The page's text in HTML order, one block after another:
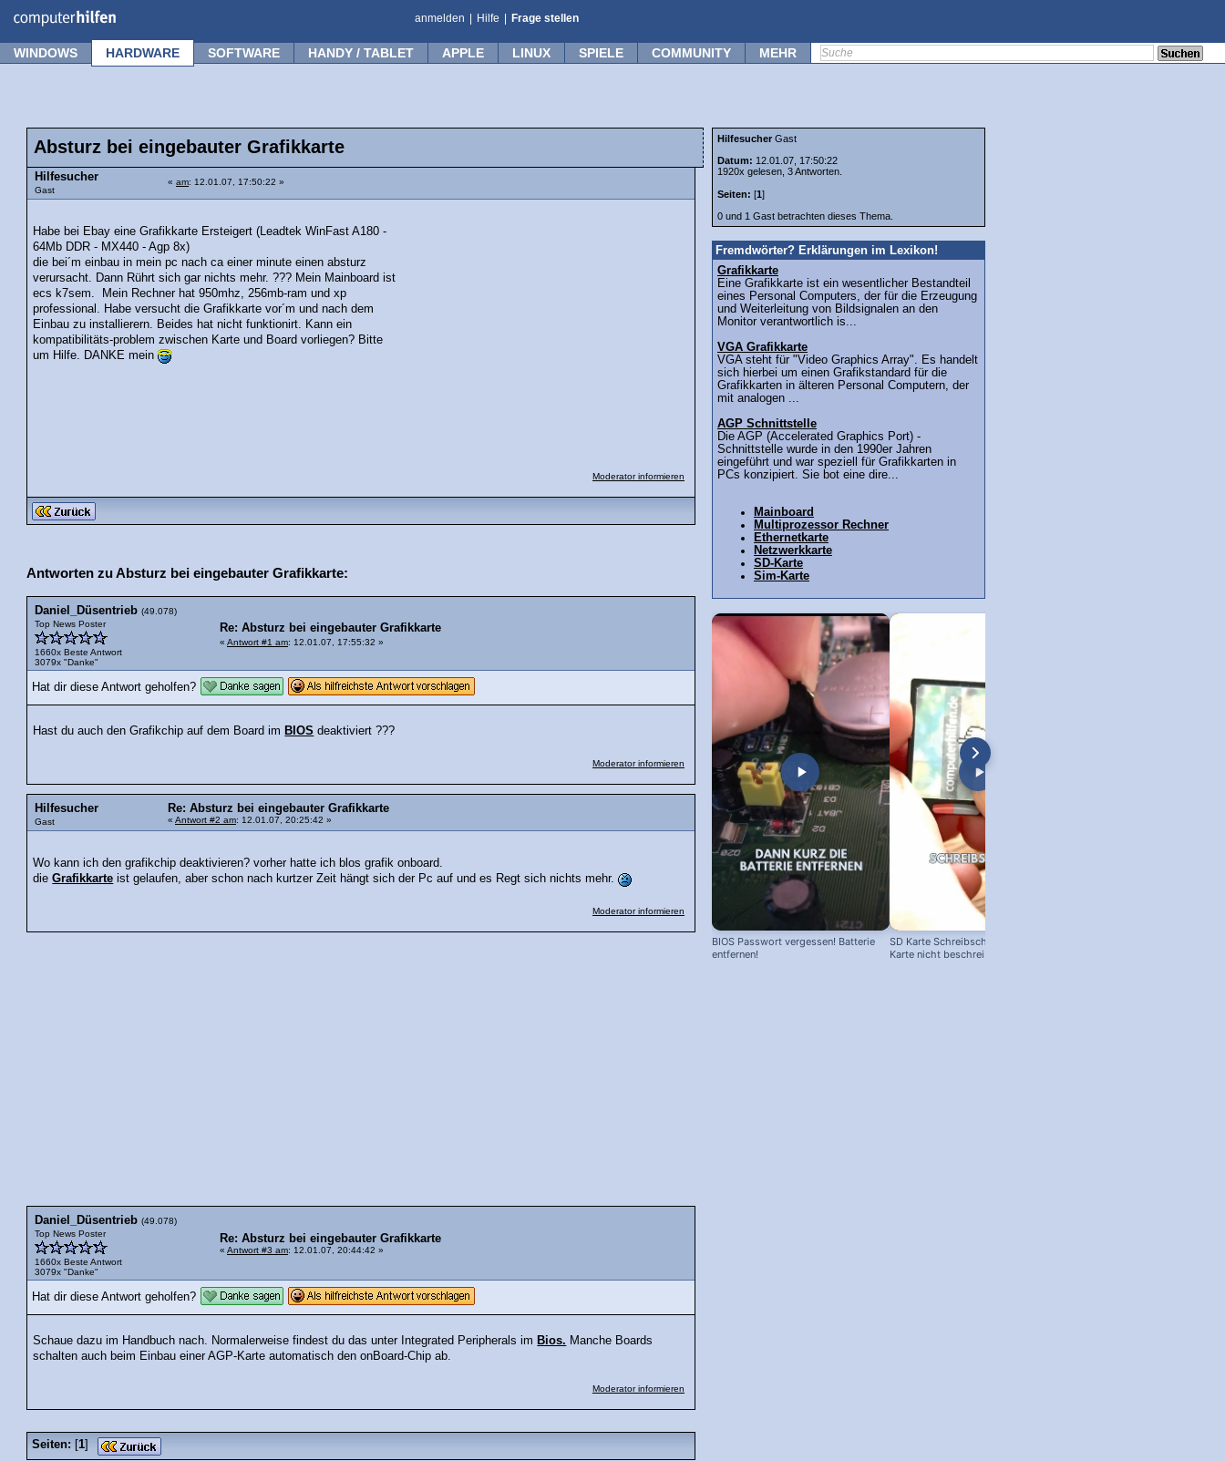
anmelden Hilfe Frage stellen
WINDOWS HARDWARE SOFTWARE HANDY / TABLET APPLE LINUX SPIELE COMMUNITY MEHR
Absturz bei eingebauter Grafikkarte
Hilfesucher
Gast
« am: 12.01.07, 17:50:22 »
Habe bei Ebay eine Grafikkarte Ersteigert (Leadtek WinFast A180 -
64Mb DDR - MX440 - Agp 8x)
die bei´m einbau in mein pc nach ca einer minute einen absturz
verursacht. Dann Rührt sich gar nichts mehr. ??? Mein Mainboard ist
ecs k7sem. Mein Rechner hat 950mhz, 256mb-ram und xp
professional. Habe versucht die Grafikkarte vor´m und nach dem
Einbau zu installierern. Beides hat nicht funktionirt. Kann ein
kompatibilitäts-problem zwischen Karte und Board vorliegen? Bitte
um Hilfe. DANKE mein
Moderator informieren
Antworten zu Absturz bei eingebauter Grafikkarte:
Daniel_Düsentrieb (49.078)
Top News Poster
1660x Beste Antwort
3079x "Danke"
Re: Absturz bei eingebauter Grafikkarte
« Antwort #1 am: 12.01.07, 17:55:32 »
Hat dir diese Antwort geholfen?
Hast du auch den Grafikchip auf dem Board im BIOS deaktiviert ???
Moderator informieren
Hilfesucher
Gast
Re: Absturz bei eingebauter Grafikkarte
« Antwort #2 am: 12.01.07, 20:25:42 »
Wo kann ich den grafikchip deaktivieren? vorher hatte ich blos grafik onboard.
dieGrafikkarte ist gelaufen, aber schon nach kurtzer Zeit hängt sich der Pc auf und es Regt sich nichts mehr.
Moderator informieren
Daniel_Düsentrieb (49.078)
Top News Poster
1660x Beste Antwort
3079x "Danke"
Re: Absturz bei eingebauter Grafikkarte
« Antwort #3 am: 12.01.07, 20:44:42 »
Hat dir diese Antwort geholfen?
Schaue dazu im Handbuch nach. Normalerweise findest du das unter Integrated Peripherals im Bios. Manche Boards
schalten auch beim Einbau einer AGP-Karte automatisch den onBoard-Chip ab.
Moderator informieren
Seiten: [1]
Hilfesucher Gast
Datum: 12.01.07, 17:50:22
1920x gelesen, 3 Antworten.
Seiten: [1]
0 und 1 Gast betrachten dieses Thema.
Fremdwörter? Erklärungen im Lexikon!
Grafikkarte
Eine Grafikkarte ist ein wesentlicher Bestandteil
eines Personal Computers, der für die Erzeugung
und Weiterleitung von Bildsignalen an den
Monitor verantwortlich is...
VGA Grafikkarte
VGA steht für "Video Graphics Array". Es handelt
sich hierbei um einen Grafikstandard für die
Grafikkarten in älteren Personal Computern, der
mit analogen ...
AGP Schnittstelle
Die AGP (Accelerated Graphics Port) -
Schnittstelle wurde in den 1990er Jahren
eingeführt und war speziell für Grafikkarten in
PCs konzipiert. Sie bot eine dire...
Mainboard
Multiprozessor Rechner
Ethernetkarte
Netzwerkkarte
SD-Karte
Sim-Karte
BIOS Passwort vergessen! Batterie
entfernen!
SD Karte Schreibschutz austricksen:
Karte nicht beschreibbar?